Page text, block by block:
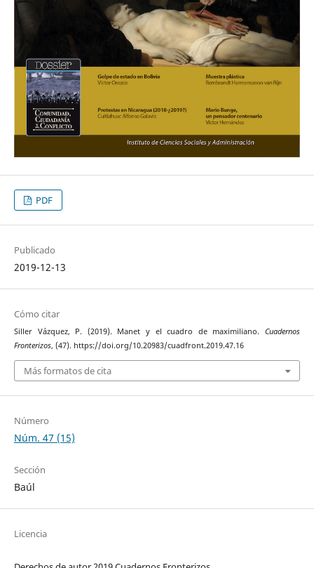
PDF
Publicado
2019-12-13
Cómo citar
Siller Vázquez, P. (2019). Manet y el cuadro de maximiliano.Cuadernos
Fronterizos, (47). https://doi.org/10.20983/cuadfront.2019.47.16
Más formatos de cita
Número
Núm. 47 (15)
Sección
Baúl
Licencia